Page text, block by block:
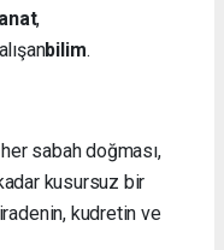
,
bilim.
sabah doğması,
kusursuz bir
kudretin ve